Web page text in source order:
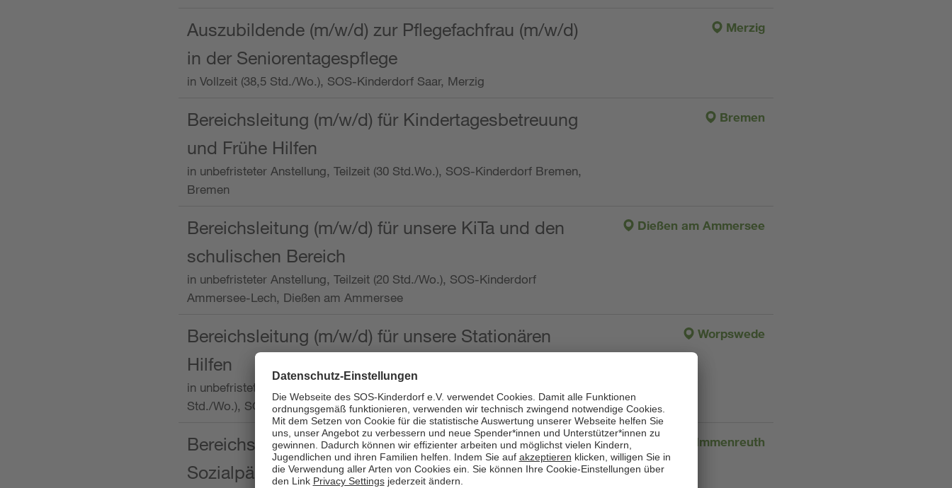
Auszubildende (m/w/d) zur Pflegefachfrau (m/w/d)
in der Seniorentagespflege
in Vollzeit (38,5 Std./Wo.), SOS-Kinderdorf Saar, Merzig
Merzig
Bereichsleitung (m/w/d) für Kindertagesbetreuung
und Frühe Hilfen
in unbefristeter Anstellung, Teilzeit (30 Std.Wo.), SOS-Kinderdorf Bremen,
Bremen
Bremen
Bereichsleitung (m/w/d) für unsere KiTa und den
schulischen Bereich
in unbefristeter Anstellung, Teilzeit (20 Std./Wo.), SOS-Kinderdorf
Ammersee-Lech, Dießen am Ammersee
Dießen am Ammersee
Bereichsleitung (m/w/d) für unsere Stationären
Hilfen
in unbefristeter Anstellung, Vollzeit oder Teilzeit (mind. 30 - max. 38,5
Std./Wo.), SOS-Kinderdorf Worpswede,
Worpswede
Bereichsleitung mit der Qualifikation als
Sozialpädagogin (m/w/d) und die Ambulanten
Immenreuth